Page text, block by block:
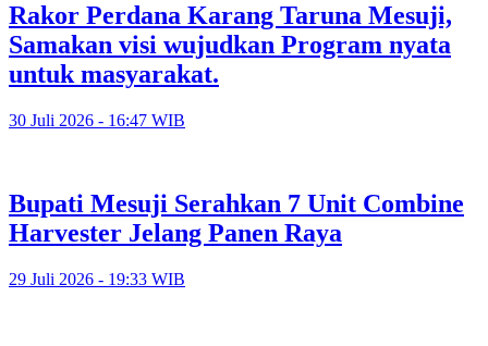
Rakor Perdana Karang Taruna Mesuji,
Samakan visi wujudkan Program nyata
untuk masyarakat.
30 Juli 2026 - 16:47 WIB
Bupati Mesuji Serahkan 7 Unit Combine
Harvester Jelang Panen Raya
29 Juli 2026 - 19:33 WIB